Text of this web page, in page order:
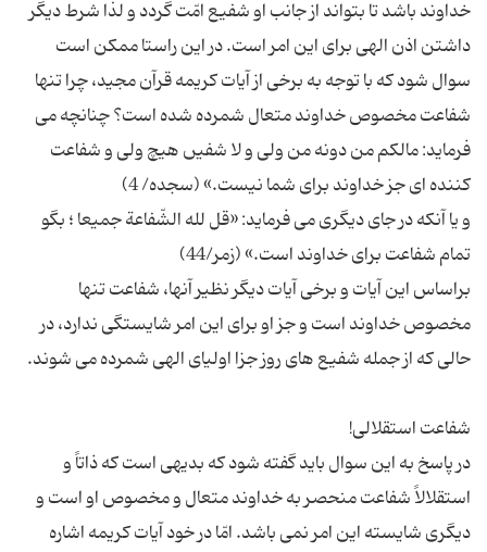
خداوند باشد تا بتواند از جانب او شفیع امّت گردد و لذا شرط دیگر
داشتن اذن الهی برای این امر است. در این راستا ممکن است
سوال شود که با توجه به برخی از آیات کریمه قرآن مجید، چرا تنها
شفاعت مخصوص خداوند متعال شمرده شده است؟ چنانچه می
فرماید: مالکم من دونه من ولی و لا شفیں هیچ ولی و شفاعت
و یا آنکه در جای دیگری می فرماید: «قل لله الشّفاعة جمیعا ؛ بگو
براساس این آیات و برخی آیات دیگر نظیر آنها، شفاعت تنها
مخصوص خداوند است و جز او برای این امر شایستگی ندارد، در
در پاسخ به این سوال باید گفته شود که بدیهی است که ذاتاً و
استقلالاً شفاعت منحصر به خداوند متعال و مخصوص او است و
دیگری شایسته این امر نمی باشد. امّا در خود آیات کریمه اشاره